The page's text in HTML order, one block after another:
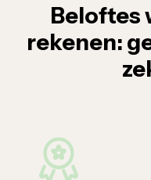
Beloftes
rekenen: